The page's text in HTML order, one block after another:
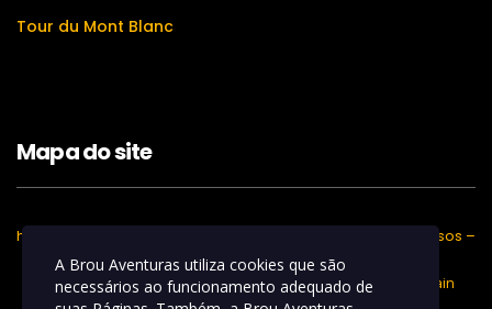
Tour du Mont Blanc
Mapa do site
home
Regulamentos – Percursos –
Desafio Brou de Mountain
Bike
A Brou Aventuras utiliza cookies que são
necessários ao funcionamento adequado de